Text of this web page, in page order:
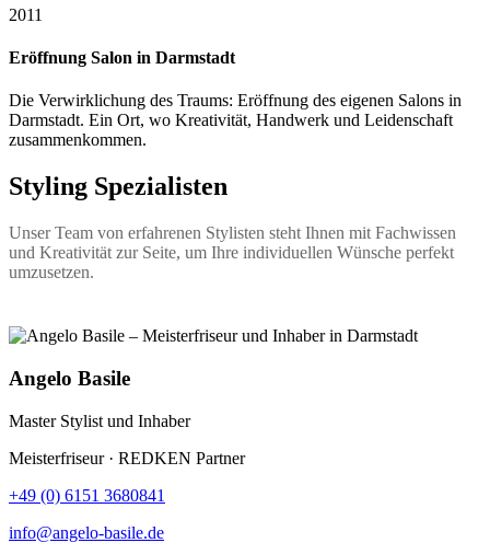
2011
Eröffnung Salon in Darmstadt
Die Verwirklichung des Traums: Eröffnung des eigenen Salons in
Darmstadt. Ein Ort, wo Kreativität, Handwerk und Leidenschaft
zusammenkommen.
Styling Spezialisten
Unser Team von erfahrenen Stylisten steht Ihnen mit Fachwissen
und Kreativität zur Seite, um Ihre individuellen Wünsche perfekt
umzusetzen.
Angelo Basile
Master Stylist und Inhaber
Meisterfriseur · REDKEN Partner
+49 (0) 6151 3680841
info@angelo-basile.de